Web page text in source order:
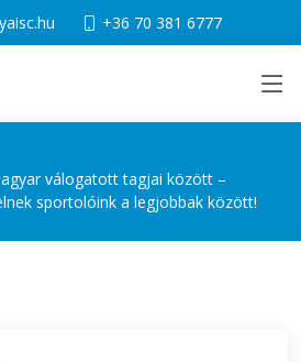
+36 70 381 6777
válogatott tagjai között –
sportolóink a legjobbak között!